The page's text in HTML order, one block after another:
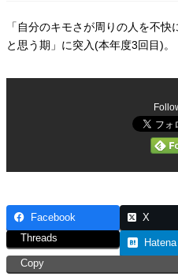
「自分のキモさが周りの人を不快
と思う期」に突入(本年度3回目)。
Facebook X
Threads
Hatena
Copy